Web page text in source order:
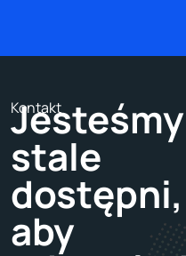
Kontakt
Jesteśmy
stale
dostępni,
aby